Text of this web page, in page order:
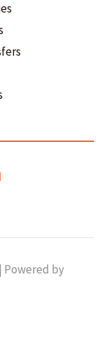
Powered by